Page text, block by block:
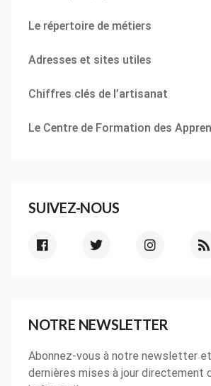
Le répertoire de métiers
Adresses et sites utiles
Chiffres clés de l’artisanat
Le Centre de Formation des
SUIVEZ-NOUS
NOTRE NEWSLETTER
Abonnez-vous à notre newsletter
dernières mises à jour directement